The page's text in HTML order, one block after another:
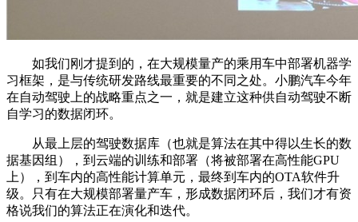
如我们刚才提到的，在大规模量产的乘用车中部署机器学
习框架，是与传统研发路线最重要的不同之处。小鹏汽车今年
在自动驾驶上的战略重点之一，就是建立这种供自动驾驶不断
自学习的数据闭环。
从最上层的驾驶数据库（也就是算法在其中得以生长的数
据基因组），到云端的训练和部署（将被部署在高性能GPU
上），到车内的高性能计算单元，最终到车内的OTA软件升
级。只有在大规模部署量产车，形成数据闭环后，我们才有资
格说我们的算法正在演化和迭代。